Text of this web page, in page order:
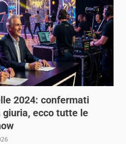
2024: confermati
ecco tutte le